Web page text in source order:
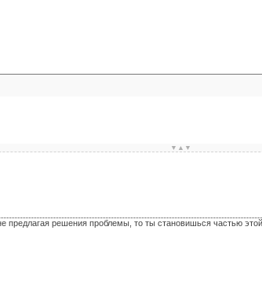
▼▲▼
предлагая решения проблемы, то ты становишься частью